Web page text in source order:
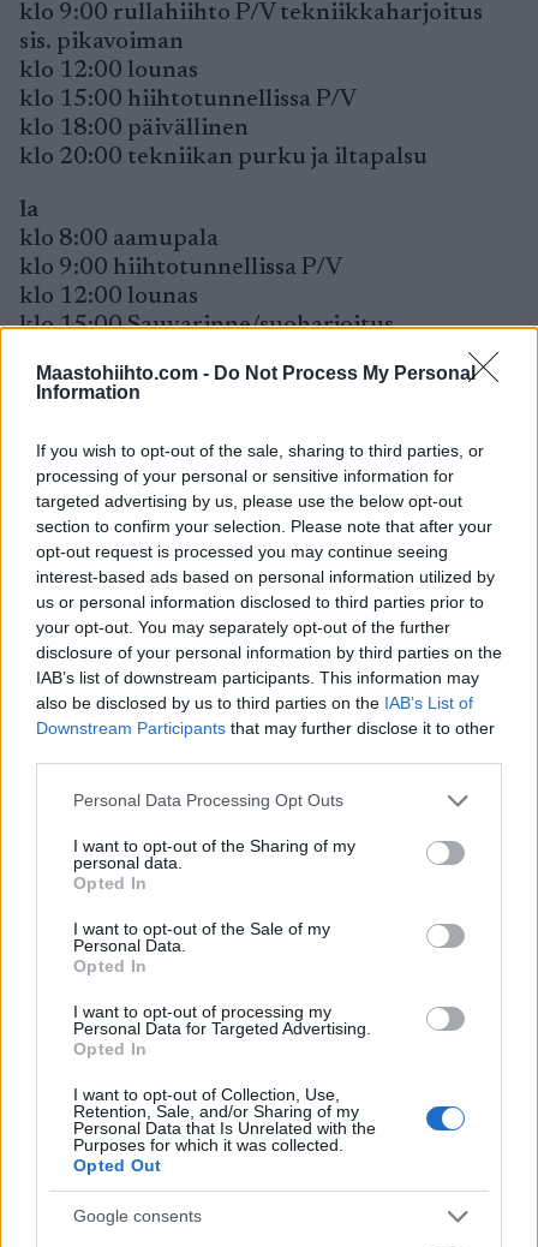
Maastohiihto.com - Do Not Process My Personal
Information
If you wish to opt-out of the sale, sharing to third parties, or
processing of your personal or sensitive information for
targeted advertising by us, please use the below opt-out
section to confirm your selection. Please note that after your
opt-out request is processed you may continue seeing
interest-based ads based on personal information utilized by
us or personal information disclosed to third parties prior to
your opt-out. You may separately opt-out of the further
disclosure of your personal information by third parties on the
IAB’s list of downstream participants. This information may
also be disclosed by us to third parties on the IAB’s List of
Downstream Participants that may further disclose it to other
Please note that this website/app uses one or more Google
not limited to your visit or usage behaviour. You may click to
grant or deny consent to Google and its third-party tags to
use your data for below specified purposes in below Google
consent section.
Personal Data Processing Opt Outs
I want to opt-out of the Sharing of my
personal data.
Opted In
I want to opt-out of the Sale of my
Personal Data.
Opted In
I want to opt-out of processing my
Personal Data for Targeted Advertising.
Opted In
I want to opt-out of Collection, Use,
Retention, Sale, and/or Sharing of my
Personal Data that Is Unrelated with the
Purposes for which it was collected.
Opted Out
Google consents
klo 9:00 rullahiihto P/V tekniikkaharjoitus
sis. pikavoiman
klo 12:00 lounas
klo 15:00 hiihtotunnellissa P/V
klo 18:00 päivällinen
klo 20:00 tekniikan purku ja iltapalsu
la
klo 8:00 aamupala
klo 9:00 hiihtotunnellissa P/V
klo 12:00 lounas
klo 15:00 Sauvarinne/suoharjoitus
klo 20:00 iltaluento
klo 6:30 aamupala
klo 7:30 rullahiihto tasatyöntö 60′ + 3h jk
vaellus
klo 12:00 lounas ja kotiin
Leirin hinta: elokuun loppuun mennessä
ilmoittautuneilta 690€. Tämän jälkeen 790€.
Leirille mahtuu korkeintaan 10 henkeä.
Hinta pitää sisällään majoituksen, ruokailut,
:llä Helsingistä tai Tampereelta,
voiteet,Powerbarintuotepaketin, liput
hiihdettäväänJämi42 – Skihinsekä tietenkin
asiantuntevan valmennuksen!
Lisäksi mahdollisuus Yokon ensi talven
suksimalliston testaukseen!
Lisätiedot ja ilmoittautumiset:
Simo-Viljami Ojanen
simo.ojanen@electrofit.fi
Päivitys 22.8. klo 23: Enää neljä paikkaa
jäljellä!